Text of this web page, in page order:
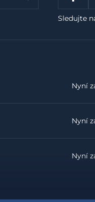
Sledujte
Nyní
Nyní
Nyní